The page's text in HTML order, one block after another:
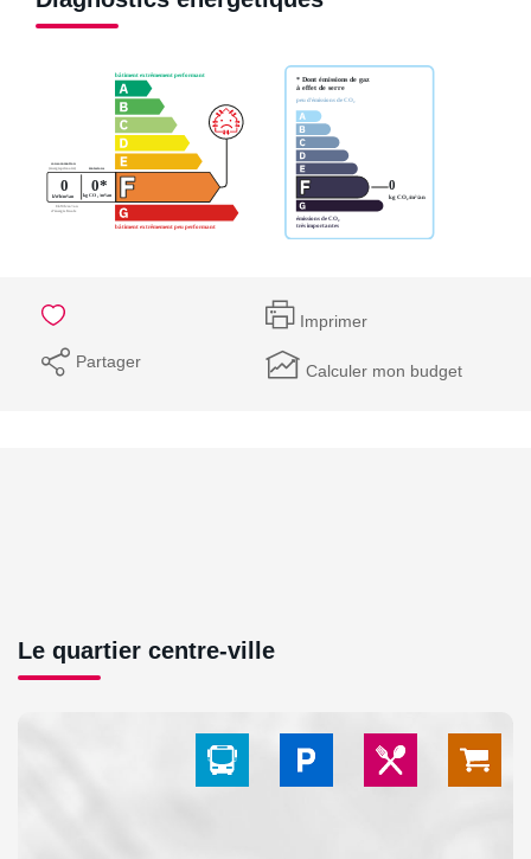
Imprimer
Partager Calculer mon budget
Le quartier centre-ville